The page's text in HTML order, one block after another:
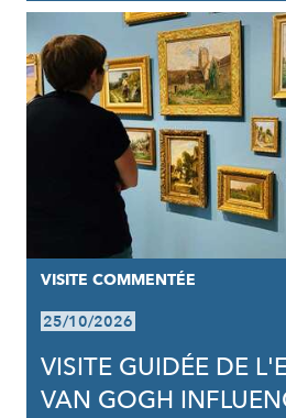
VISITE COMMENTÉE
25/10/2026
VISITE GUIDÉE DE
VAN GOGH